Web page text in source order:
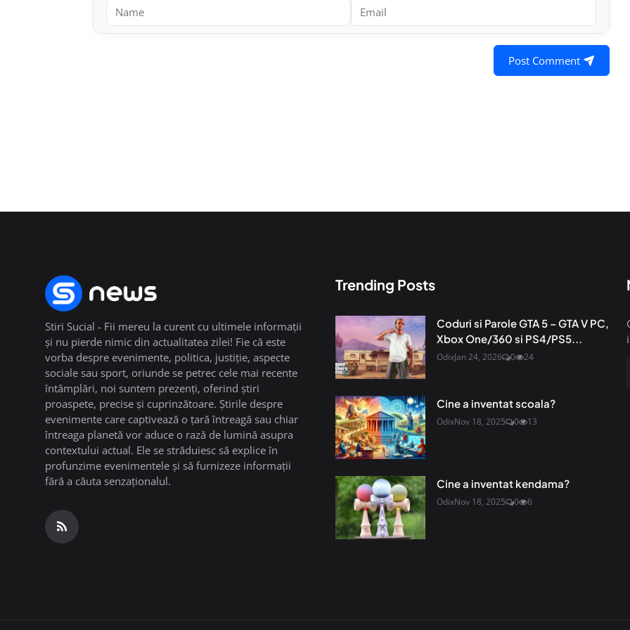
Post Comment
Stiri Sucial - Fii mereu la curent cu ultimele informații
și nu pierde nimic din actualitatea zilei! Fie că este
vorba despre evenimente, politica, justiție, aspecte
sociale sau sport, oriunde se petrec cele mai recente
întâmplări, noi suntem prezenți, oferind știri
proaspete, precise și cuprinzătoare. Știrile despre
evenimente care captivează o țară întreagă sau chiar
întreaga planetă vor aduce o rază de lumină asupra
contextului actual. Ele se străduiesc să explice în
profunzime evenimentele și să furnizeze informații
fără a căuta senzaționalul.
Trending Posts
Coduri si Parole GTA 5 – GTA V PC,
Xbox One/360 si PS4/PS5...
OdixJan 24, 2026 0 24
Cine a inventat scoala?
OdixNov 18, 2025 0 13
Cine a inventat kendama?
OdixNov 18, 2025 0 6